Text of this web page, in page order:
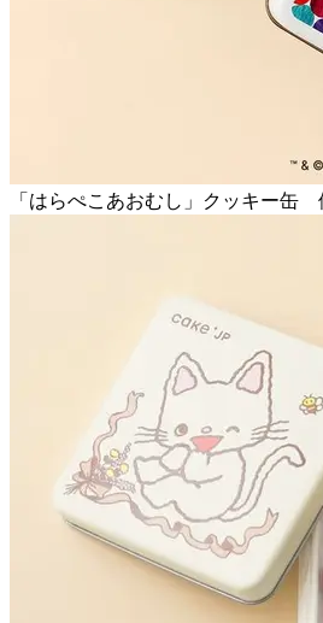
「はらぺこあおむし」クッキー缶